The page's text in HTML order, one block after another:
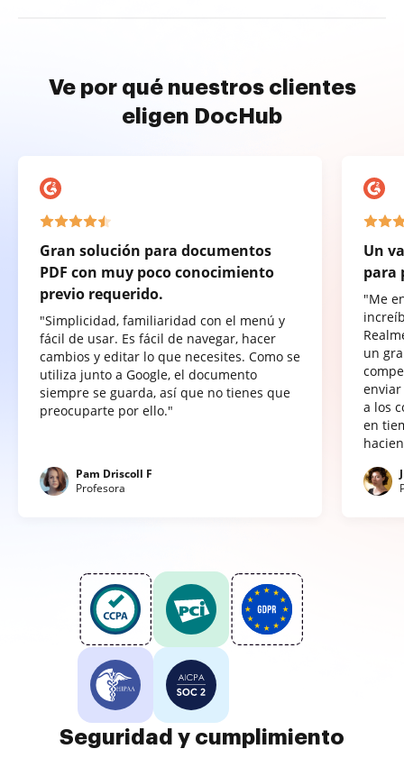
Ve por qué nuestros clientes
eligen DocHub
Gran solución para documentos
PDF con muy poco conocimiento
previo requerido.
"Simplicidad, familiaridad con el menú y
fácil de usar. Es fácil de navegar, hacer
cambios y editar lo que necesites. Como se
utiliza junto a Google, el documento
siempre se guarda, así que no tienes que
preocuparte por ello."
Pam Driscoll F
Profesora
Un
para
"Me
un
a los
en
Seguridad y cumplimiento